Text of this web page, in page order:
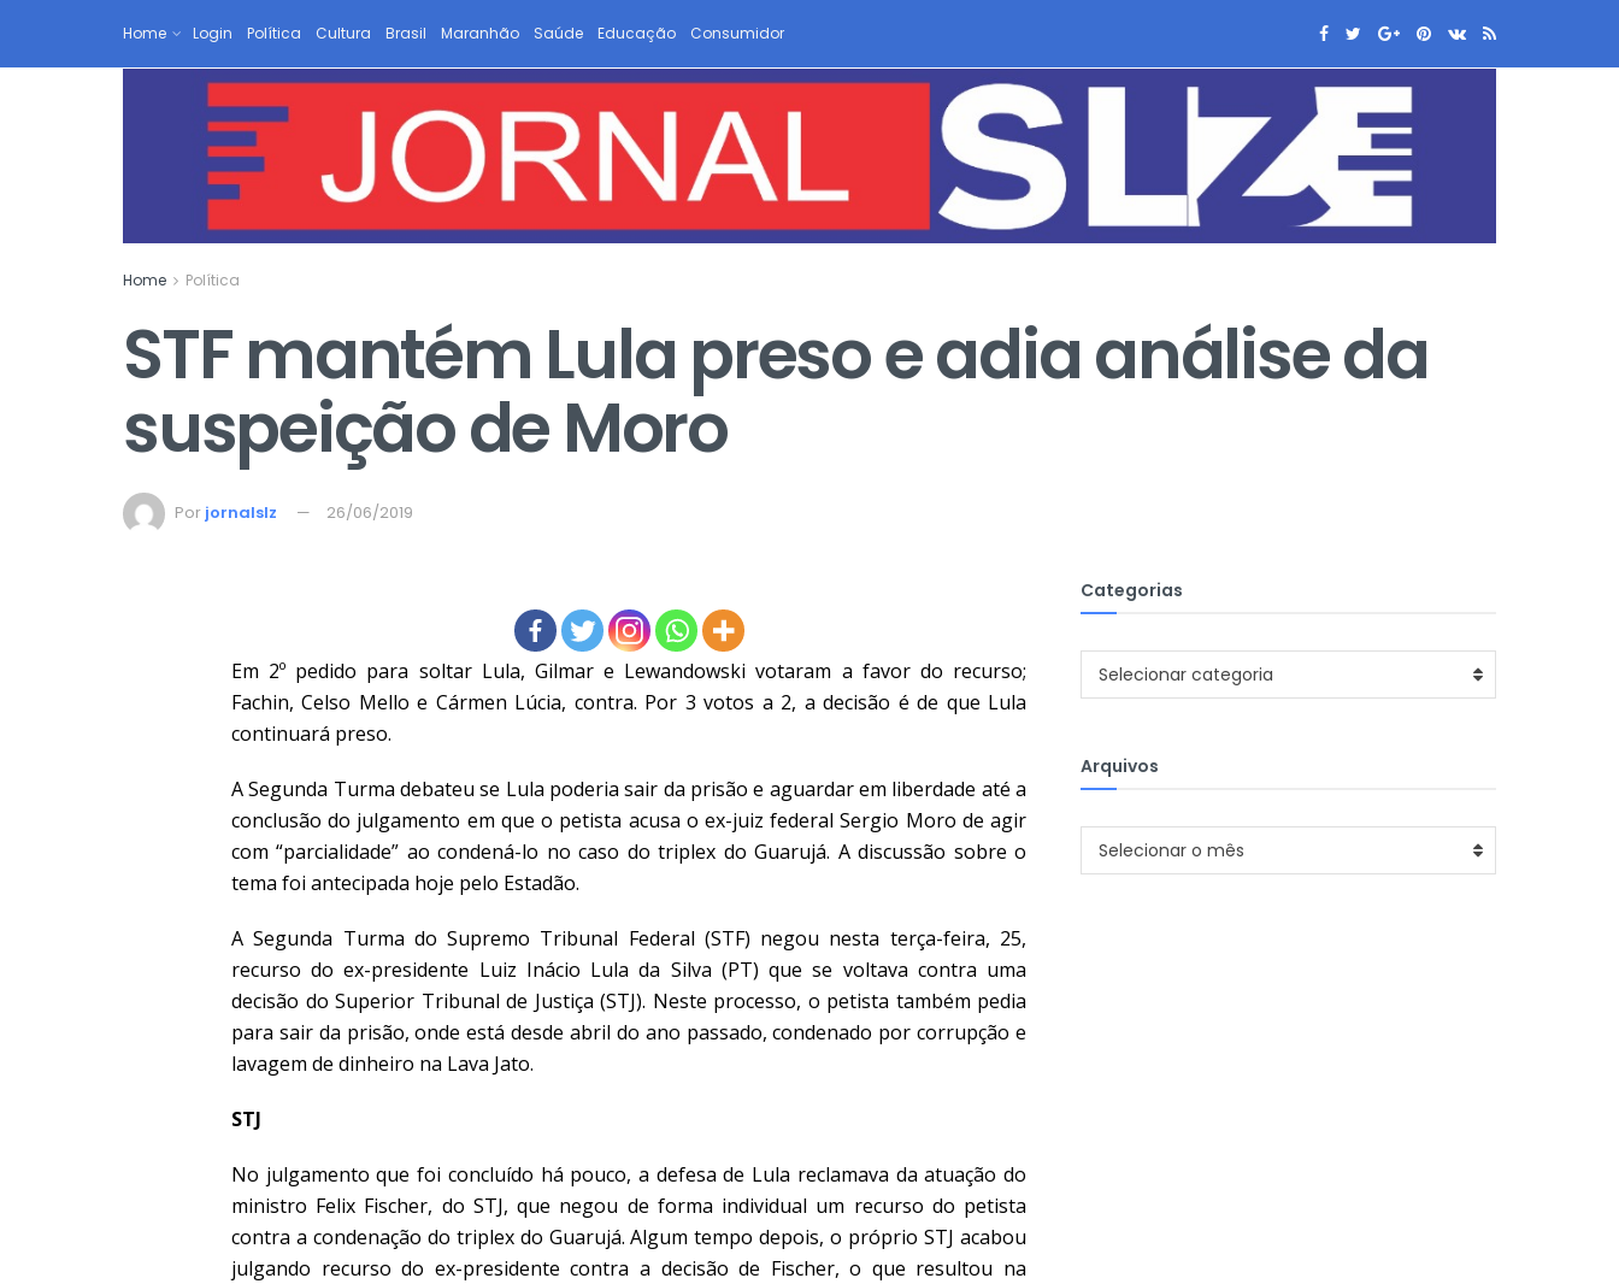
Home Login Política Cultura Brasil Maranhão Saúde Educação Consumidor
Home Política
STF mantém Lula preso e adia análise da
suspeição de Moro
Por jornalslz 26/06/2019
Em 2º pedido para soltar Lula, Gilmar e Lewandowski votaram a favor do recurso;
Fachin, Celso Mello e Cármen Lúcia, contra. Por 3 votos a 2, a decisão é de que Lula
continuará preso.
A Segunda Turma debateu se Lula poderia sair da prisão e aguardar em liberdade até a
conclusão do julgamento em que o petista acusa o ex-juiz federal Sergio Moro de agir
com “parcialidade” ao condená-lo no caso do triplex do Guarujá. A discussão sobre o
tema foi antecipada hoje pelo Estadão.
A Segunda Turma do Supremo Tribunal Federal (STF) negou nesta terça-feira, 25,
recurso do ex-presidente Luiz Inácio Lula da Silva (PT) que se voltava contra uma
decisão do Superior Tribunal de Justiça (STJ). Neste processo, o petista também pedia
para sair da prisão, onde está desde abril do ano passado, condenado por corrupção e
lavagem de dinheiro na Lava Jato.
STJ
No julgamento que foi concluído há pouco, a defesa de Lula reclamava da atuação do
ministro Felix Fischer, do STJ, que negou de forma individual um recurso do petista
contra a condenação do triplex do Guarujá. Algum tempo depois, o próprio STJ acabou
julgando recurso do ex-presidente contra a decisão de Fischer, o que resultou na
Categorias
Categorias
Selecionar categoria
Arquivos
Arquivos
Selecionar o mês